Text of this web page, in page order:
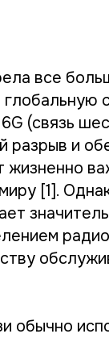
все
(связь
разрыв и
жизненно
[1].
обычно